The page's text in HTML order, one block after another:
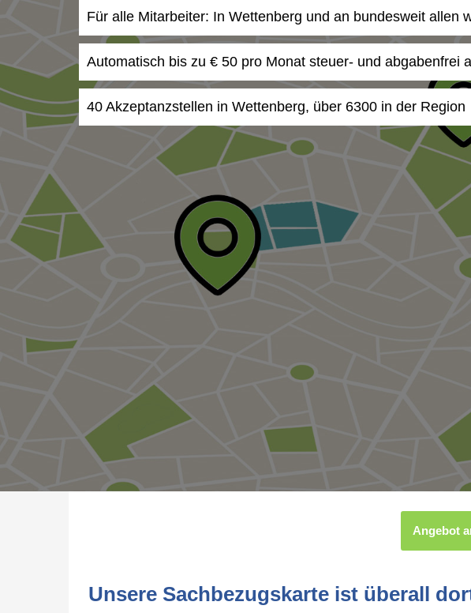
Für alle Mitarbeiter: In Wettenberg und an bundesweit allen
Automatisch bis zu € 50 pro Monat steuer- und abgabenfrei
40 Akzeptanzstellen in Wettenberg, über 6300 in der Region
Angebot
Unsere Sachbezugskarte ist überall